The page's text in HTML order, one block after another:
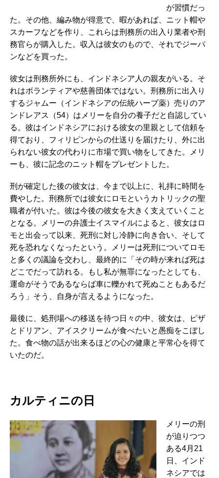
が習慣だっ
た。その他、編み物が得意で、暇があれば、ニット帽や
スカーフなどを作り、これらは刑務所の出入り業者や刑
務官らが購入した。収入は彼女のもので、それでジーパ
ンなどを買った。
彼女は刑務所外にも、インドネシア人の親友がいる。そ
れはボランティアや慈善団体ではない。刑務所に出入り
するジャムー（インドネシアの伝統ハーブ薬）売りのア
ンドレアス（54）はメリーを自分の養子だと自認してい
る。彼はインドネシアにおける彼女の里親として信頼を
得ており、フィリピンからの仕送りを届けたり、外に出
られない彼女の代わりに市場で買い物をしてきた。メリ
ーも、彼に記念のニット帽をプレゼントした。
刑が確定した後の彼女は、今まで以上に、礼拝に時間を
費やした。刑務所では彼女にロモというカトリックの聖
職者が付いた。彼は今後の彼女を大きく支えていくこと
となる。メリーの弁護士イスマイルによると、彼女はロ
モと出会って以来、死刑に対し冷静に向き合い、そして
死を恐れなくなったという。メリーは死刑についてロモ
と多くの議論を交わし、最終的に「その時が来れば死は
どこでだって訪れる。もし私が無罪になったとしても、
運命がそうであるならば車に轢かれて死ぬこともあるだ
ろう」そう、自身が言えるようになった。
最後に、処刑場への移送を待つ日々の中、彼女は、ピザ
とドリアン、アイスクリームが食べたいと愚痴をこぼし
た。食べ物の話が出来るほどの心の健康と平常心を得て
いたのだ。
カルティニの日
メリーの刑
が迫りつつ
ある4月21
日、インド
ネシアでは